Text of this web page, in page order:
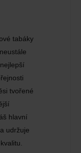
tabáky
tvořené
hlavní
udržuje